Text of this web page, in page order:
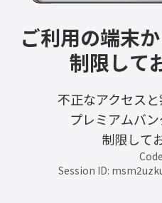
ご利用の端末
制限して
不正なアクセスと
プレミアムバ
制限して
Session ID: